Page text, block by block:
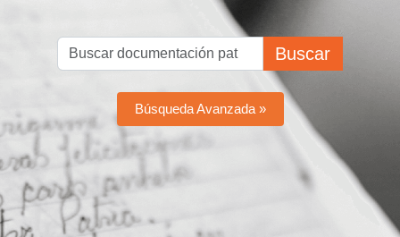
Buscar
Búsqueda Avanzada »